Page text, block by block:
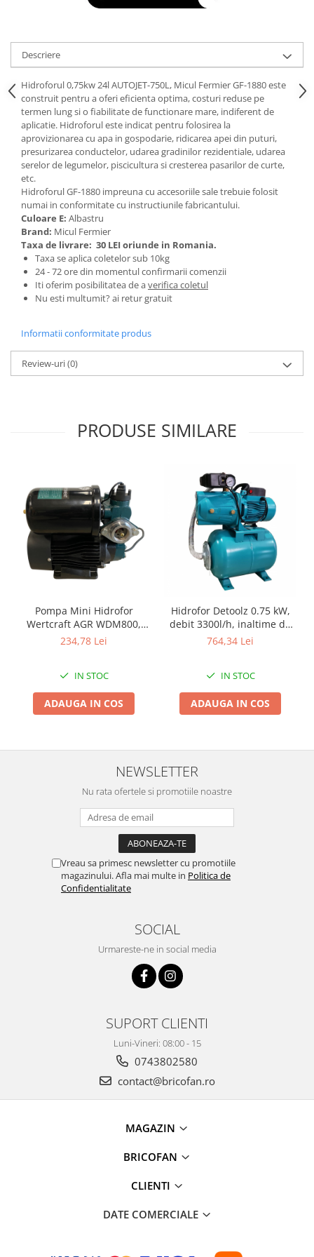
Tractoraș de tuns gazonul
Incubatoare, oparitoare si
deplumatoare
Aparate de tuns animale
Piese si accesorii aparate de tuns
animale
Tarcuri animale
Semanatori
Masini batut stalpi si accesorii
Roabe & accesorii
Casute gradina si cutii depozitare
Mobilier gradina
Corturi, Prelate si plase de
umbrire
Zdrobitoare si teascuri
Teascuri
Zdrobitoare electrice
Masini de cusut si accesorii
Suflante si aspiratoare exterior
Unelte altoit
Unelte manuale de gradina -
Stropitori
Folie si plase pt plante
Masini batut stalpi
Pentru Casa si Camping
Accesorii aragaze & butelii
Butelii
Pirostrii si accesorii pentru gatit
Prelungitoare & cabluri electrice
Conectori/doze
Corpuri de iluminat
Lampi solare
Lumina de crestere pentru plante
Proiectoare & lampi de lucru
Aparate de spalat cu presiune si
Accesorii aparatele de spalat cu
Articole si accesorii pentru baie
Descriere
Hidroforul 0,75kw 24l AUTOJET-750L, Micul Fermier GF-1880 este
construit pentru a oferi eficienta optima, costuri reduse pe
termen lung si o fiabilitate de functionare mare, indiferent de
aplicatie. Hidroforul este indicat pentru folosirea la
aprovizionarea cu apa in gospodarie, ridicarea apei din puturi,
presurizarea conductelor, udarea gradinilor rezidentiale, udarea
serelor de legumelor, piscicultura si cresterea pasarilor de curte,
etc.
Hidroforul GF-1880 impreuna cu accesoriile sale trebuie folosit
numai in conformitate cu instructiunile fabricantului.
Culoare E: Albastru
Brand: Micul Fermier
Taxa de livrare: 30 LEI oriunde in Romania.
Taxa se aplica coletelor sub 10kg
24 - 72 ore din momentul confirmarii comenzii
Iti oferim posibilitatea de averifica coletul
Nu esti multumit? ai retur gratuit
Informatii conformitate produs
Review-uri(0)
PRODUSE SIMILARE
Pompa Mini Hidrofor
Wertcraft AGR WDM800,
850 W, 50 M Refulare, 90
234,78 Lei
IN STOC
ADAUGA IN COS
Hidrofor Detoolz 0.75 kW,
debit 3300l/h, inaltime de
pompare 45m, carcasa
764,34 Lei
IN STOC
ADAUGA IN COS
NEWSLETTER
Nu rata ofertele si promotiile noastre
Vreau sa primesc newsletter cu promotiile
magazinului. Afla mai multe in Politica de
Confidentialitate
SOCIAL
Urmareste-ne in social media
SUPORT CLIENTI
Luni-Vineri: 08:00 - 15
0743802580
contact@bricofan.ro
MAGAZIN
BRICOFAN
CLIENTI
DATE COMERCIALE